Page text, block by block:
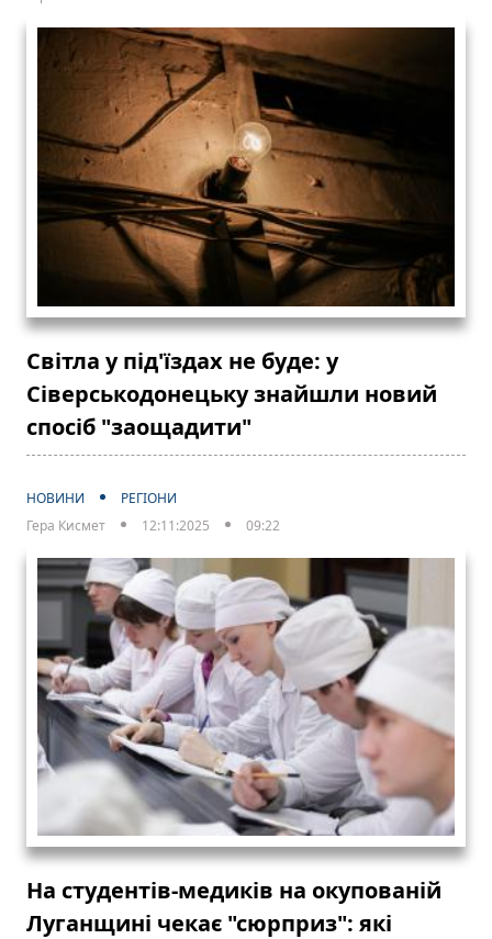
Світла у під'їздах не буде: у
Сіверськодонецьку знайшли новий
спосіб "заощадити"
НОВИНИ
РЕГІОНИ
Гера Кисмет
12:11:2025 09:22
На студентів-медиків на окупованій
Луганщині чекає "сюрприз": які